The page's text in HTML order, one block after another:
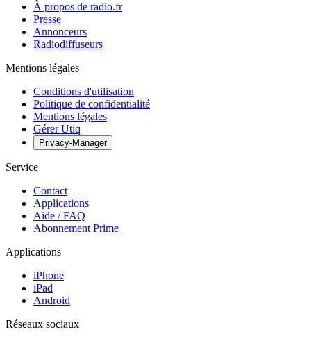
À propos de radio.fr
Presse
Annonceurs
Radiodiffuseurs
Mentions légales
Conditions d'utilisation
Politique de confidentialité
Mentions légales
Gérer Utiq
Privacy-Manager
Service
Contact
Applications
Aide / FAQ
Abonnement Prime
Applications
iPhone
iPad
Android
Réseaux sociaux